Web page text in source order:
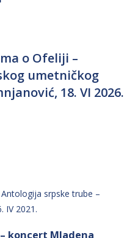
o Ofeliji –
umetničkog
18. VI 2026.
koncert Mladena